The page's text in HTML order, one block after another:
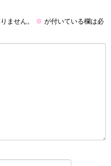
ません。 ※ が付いている欄は必